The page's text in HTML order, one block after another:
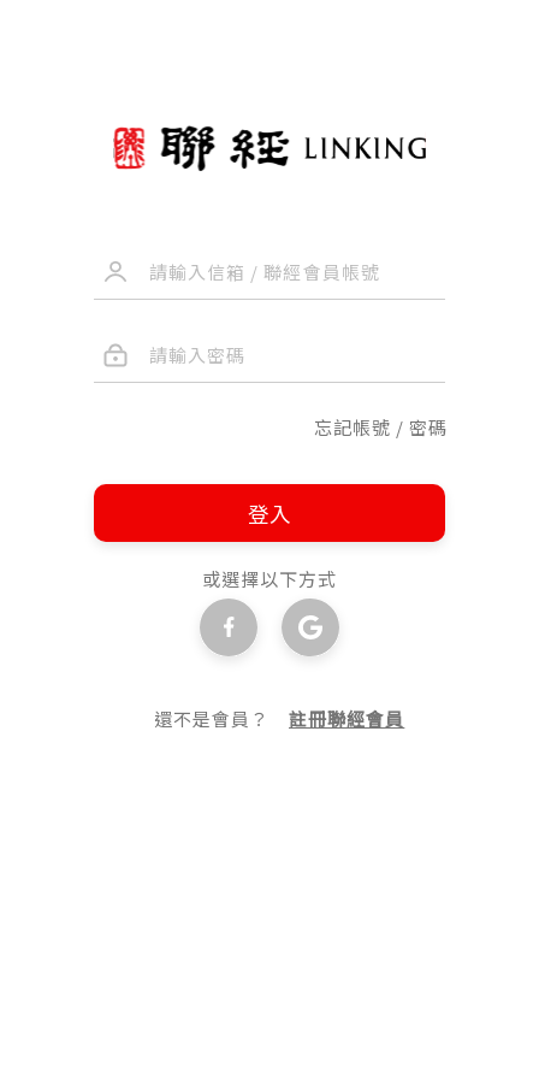
忘記帳號 / 密碼
登入
或選擇以下方式
還不是會員？註冊聯經會員